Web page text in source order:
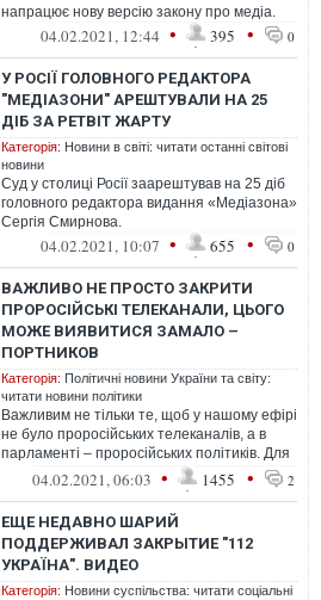
напрацює нову версію закону про медіа.
04.02.2021, 12:44 • 395 • 0
У РОСІЇ ГОЛОВНОГО РЕДАКТОРА
"МЕДІАЗОНИ" АРЕШТУВАЛИ НА 25
ДІБ ЗА РЕТВІТ ЖАРТУ
Категорія: Новини в світі: читати останні світові
новини
Суд у столиці Росії заарештував на 25 діб
головного редактора видання «Медіазона»
Сергія Смирнова.
04.02.2021, 10:07 • 655 • 0
ВАЖЛИВО НЕ ПРОСТО ЗАКРИТИ
ПРОРОСІЙСЬКІ ТЕЛЕКАНАЛИ, ЦЬОГО
МОЖЕ ВИЯВИТИСЯ ЗАМАЛО –
ПОРТНИКОВ
Категорія: Політичні новини України та світу:
читати новини політики
Важливим не тільки те, щоб у нашому ефірі
не було проросійських телеканалів, а в
парламенті – проросійських політиків. Для
мене важливим є й те, щоб
04.02.2021, 06:03 • 1455 • 2
ЕЩЕ НЕДАВНО ШАРИЙ
ПОДДЕРЖИВАЛ ЗАКРЫТИЕ "112
УКРАЇНА". ВИДЕО
Категорія: Новини суспільства: читати соціальні